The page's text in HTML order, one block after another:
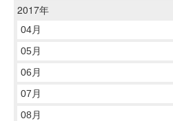
2017年
04月
05月
06月
07月
08月